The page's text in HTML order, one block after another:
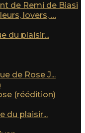
de Remi de Biasi
lovers, …
du plaisir...
de Rose J...
(réédition)
du plaisir...